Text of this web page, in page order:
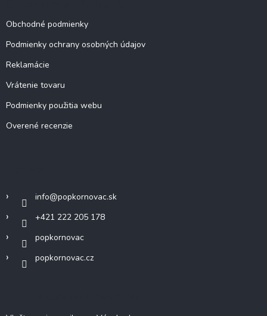
Obchodné podmienky
Podmienky ochrany osobných údajov
Reklamácie
Vrátenie tovaru
Podmienky použitia webu
Overené recenzie
info@popkornovac.sk
+421 222 205 178
popkornovac
popkornovac.cz